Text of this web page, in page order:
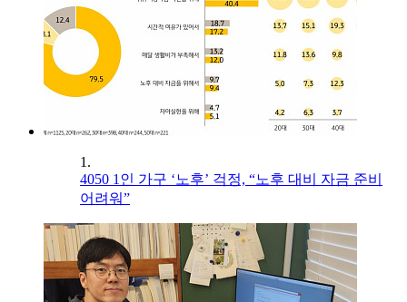
1.
4050 1인 가구 ‘노후’ 걱정, “노후 대비 자금 준비
어려워”